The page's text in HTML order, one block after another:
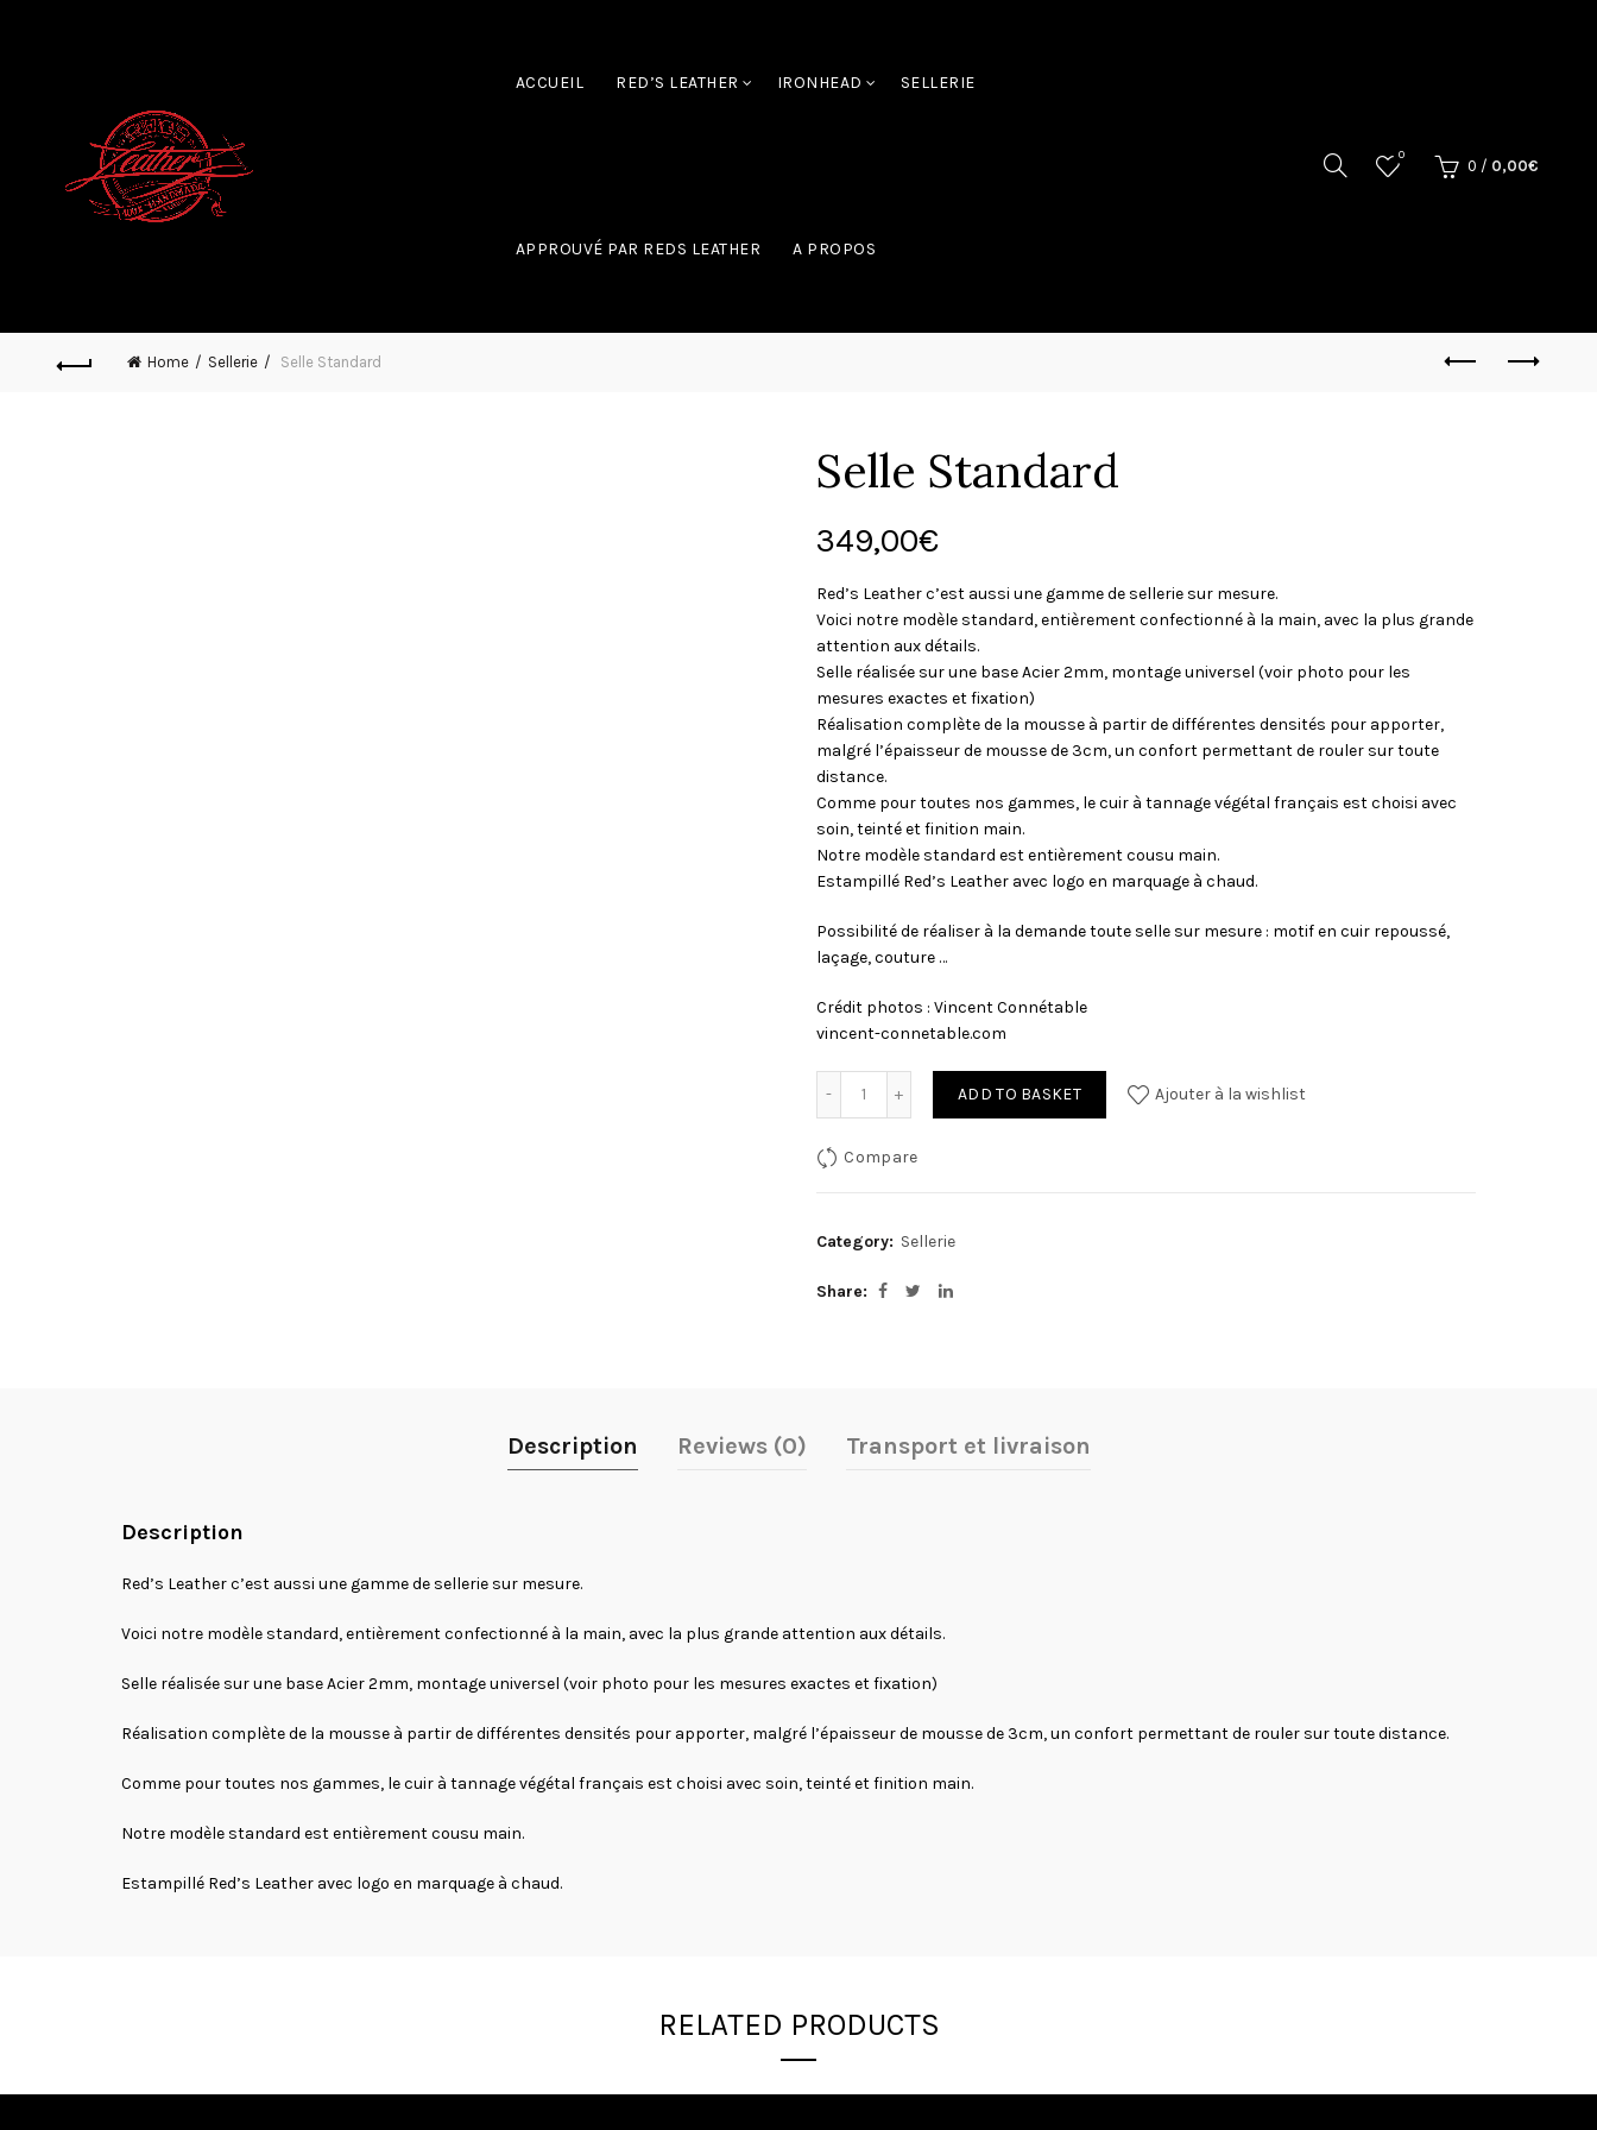
ACCUEIL RED’S LEATHER IRONHEAD SELLERIE
APPROUVÉ PAR REDS LEATHER A PROPOS
0
0 / 0,00€
Home Sellerie Selle Standard
Selle Standard
349,00€
Red’s Leather c’est aussi une gamme de sellerie sur mesure.
Voici notre modèle standard, entièrement confectionné à la main, avec la plus grande
attention aux détails.
Selle réalisée sur une base Acier 2mm, montage universel (voir photo pour les
mesures exactes et fixation)
Réalisation complète de la mousse à partir de différentes densités pour apporter,
malgré l’épaisseur de mousse de 3cm, un confort permettant de rouler sur toute
distance.
Comme pour toutes nos gammes, le cuir à tannage végétal français est choisi avec
soin, teinté et finition main.
Notre modèle standard est entièrement cousu main.
Estampillé Red’s Leather avec logo en marquage à chaud.
Possibilité de réaliser à la demande toute selle sur mesure : motif en cuir repoussé,
laçage, couture …
Crédit photos : Vincent Connétable
vincent-connetable.com
ADD TO BASKET Ajouter à la wishlist
Compare
Category: Sellerie
Share
Description Reviews (0) Transport et livraison
Description
Red’s Leather c’est aussi une gamme de sellerie sur mesure.
Voici notre modèle standard, entièrement confectionné à la main, avec la plus grande attention aux détails.
Selle réalisée sur une base Acier 2mm, montage universel (voir photo pour les mesures exactes et fixation)
Réalisation complète de la mousse à partir de différentes densités pour apporter, malgré l’épaisseur de mousse de 3cm, un confort permettant de rouler sur toute distance.
Comme pour toutes nos gammes, le cuir à tannage végétal français est choisi avec soin, teinté et finition main.
Notre modèle standard est entièrement cousu main.
Estampillé Red’s Leather avec logo en marquage à chaud.
RELATED PRODUCTS